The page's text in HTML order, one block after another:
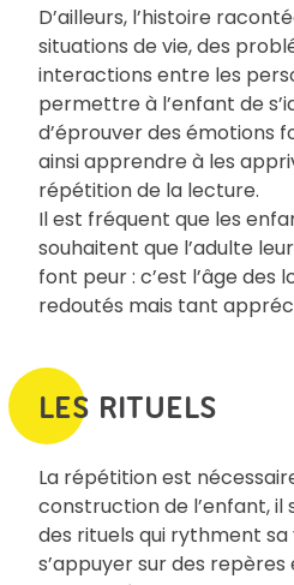
D’ailleurs, l’histoire
situations de vie, des
interactions entre les
permettre à l’enfant de
d’éprouver des émotions
ainsi apprendre à les
répétition de la lecture.
Il est fréquent que les
souhaitent que l’adulte
font peur : c’est l’âge des
redoutés mais tant
LES RITUELS
La répétition est
construction de l’enfant, il
des rituels qui rythment
s’appuyer sur des